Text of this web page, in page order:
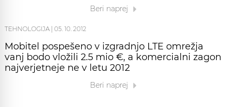
Beri naprej
TEHNOLOGIJA 05. 10. 2012
Mobitel pospešeno v izgradnjo LTE omrežja
vanj bodo vložili 2.5 mio €, a komercialni zagon
najverjetneje ne v letu 2012
Beri naprej